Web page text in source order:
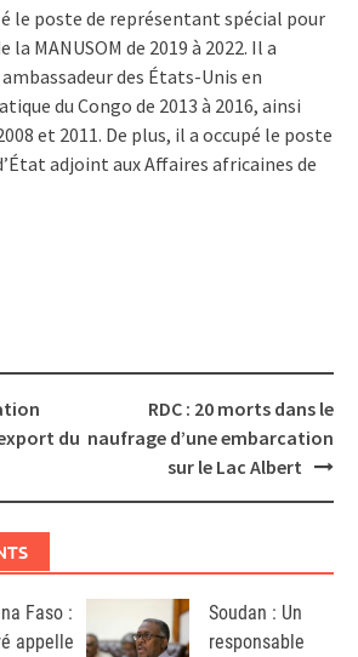
le poste de représentant spécial pour
MANUSOM de 2019 à 2022. Il a
des États-Unis en
du Congo de 2013 à 2016, ainsi
et 2011. De plus, il a occupé le poste
adjoint aux Affaires africaines de
du
RDC : 20 morts dans le
naufrage d’une embarcation
sur le Lac Albert
Faso :
appelle
Soudan : Un
responsable